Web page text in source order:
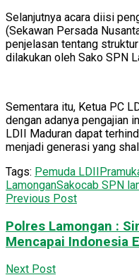
Selanjutnya acara diisi
(Sekawan Persada
penjelasan tentang
dilakukan oleh Sako SPN
Sementara itu, Ketua PC
dengan adanya pengajian
LDII Maduran dapat
menjadi generasi yang
Tags: Pemuda LDII
LamonganSakocab SPN
Previous Post
Polres Lamongan :
Mencapai Indonesia
Next Post